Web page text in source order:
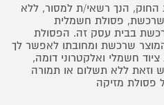
הנך רשאי/ת למסור, ללא
פסולת חשמלית
רכשת בבית עסק זה. הפסולת
שרכשת ומחובתו לאפשר לך
חשמלי ואלקטרוני דומה,
וזאת ללא תשלום או תמורה
מזיקה